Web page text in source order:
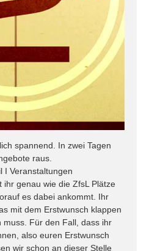
spannend. In zwei Tagen
raus.
I Veranstaltungen
ihr genau wie die ZfsL Plätze
es dabei ankommt. Ihr
mit dem Erstwunsch klappen
muss. Für den Fall, dass ihr
also euren Erstwunsch
wir schon an dieser Stelle